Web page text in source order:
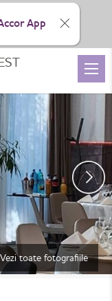
Vezi toate fotografiile
App